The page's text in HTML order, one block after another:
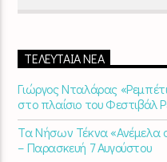
ΤΕΛΕΥΤΑΊΑ ΝΈΑ
Γιώργος Νταλάρας
στο πλαίσιο του Φεστιβάλ
Τα Νήσων Τέκνα «Ανέμελα
– Παρασκευή 7 Αυγούστου